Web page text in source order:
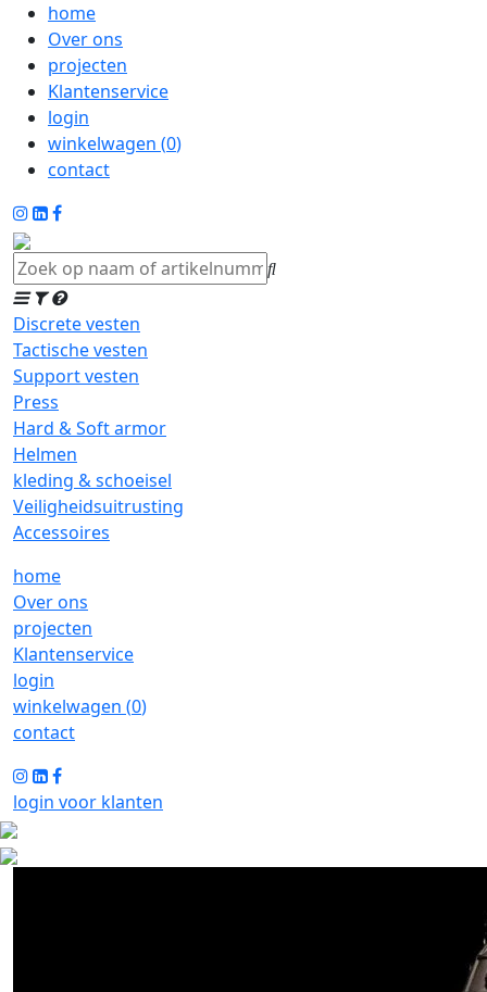
home
Over ons
projecten
Klantenservice
login
winkelwagen (0)
contact
Discrete vesten
Tactische vesten
Support vesten
Press
Hard & Soft armor
Helmen
kleding & schoeisel
Veiligheidsuitrusting
Accessoires
home
Over ons
projecten
Klantenservice
login
winkelwagen (0)
contact
login voor klanten